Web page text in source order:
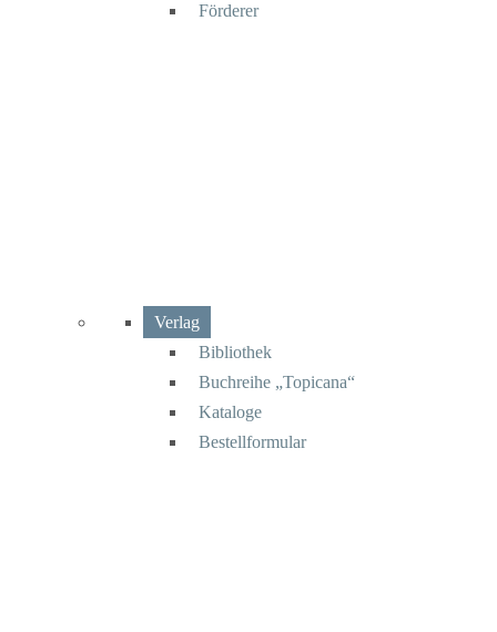
Förderer
Verlag
Bibliothek
Buchreihe „Topicana“
Kataloge
Bestellformular